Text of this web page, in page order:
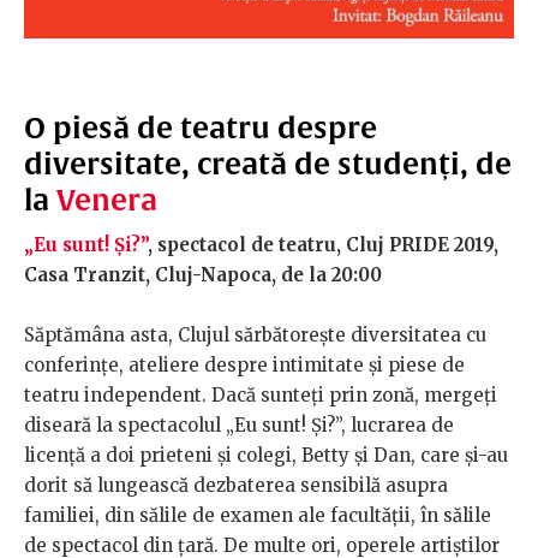
O piesă de teatru despre
diversitate, creată de studenți, de
la Venera
„Eu sunt! Și?”, spectacol de teatru, Cluj PRIDE 2019,
Casa Tranzit, Cluj-Napoca, de la 20:00
Săptămâna asta, Clujul sărbătorește diversitatea cu
conferințe, ateliere despre intimitate și piese de
teatru independent. Dacă sunteți prin zonă, mergeți
diseară la spectacolul „Eu sunt! Și?”, lucrarea de
licență a doi prieteni și colegi, Betty și Dan, care și-au
dorit să lungească dezbaterea sensibilă asupra
familiei, din sălile de examen ale facultății, în sălile
de spectacol din țară. De multe ori, operele artiștilor